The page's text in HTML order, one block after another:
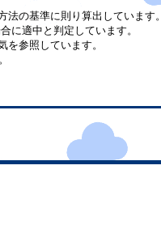
の基準に則り算出しています。
に適中と判定しています。
を参照しています。